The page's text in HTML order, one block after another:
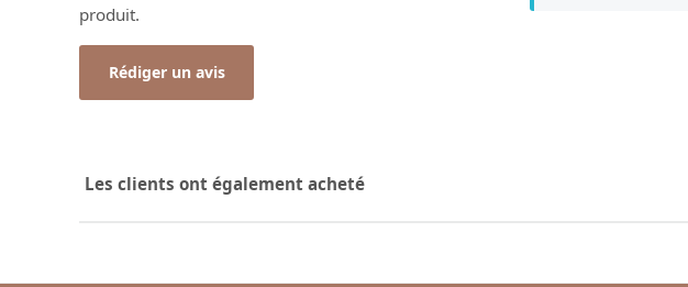
produit.
Rédiger un avis
Les clients ont également acheté